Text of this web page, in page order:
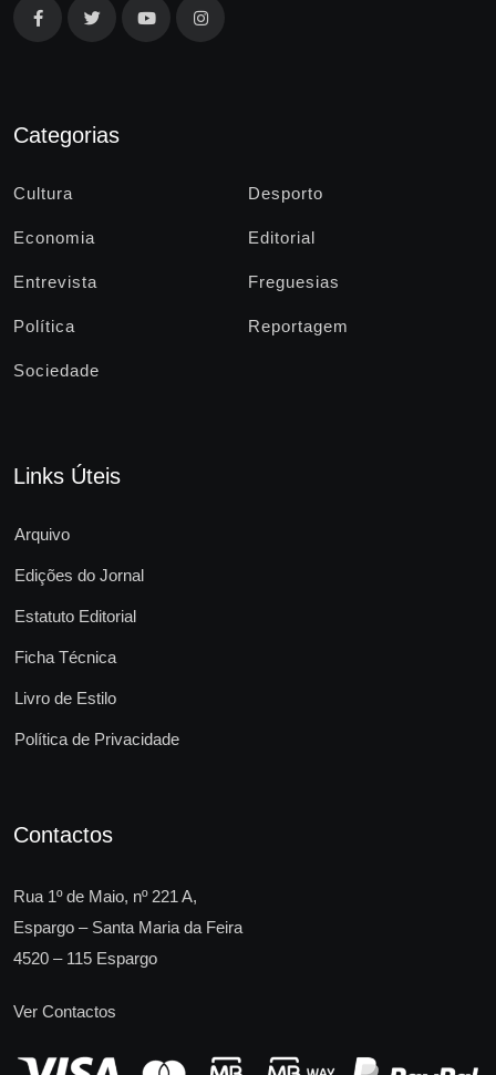
Categorias
Cultura Desporto
Economia Editorial
Entrevista Freguesias
Política Reportagem
Sociedade
Links Úteis
Arquivo
Edições do Jornal
Estatuto Editorial
Ficha Técnica
Livro de Estilo
Política de Privacidade
Contactos
Rua 1º de Maio, nº 221 A,
Espargo – Santa Maria da Feira
4520 – 115 Espargo
Ver Contactos